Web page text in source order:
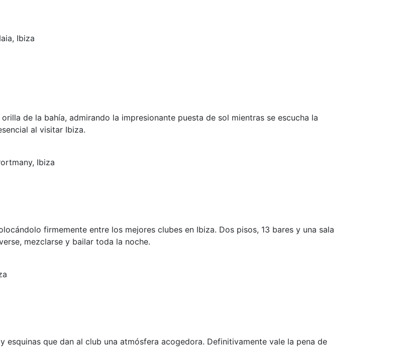
Ibiza
de la bahía, admirando la impresionante puesta de sol mientras se escucha la
al visitar Ibiza.
Ibiza
firmemente entre los mejores clubes en Ibiza. Dos pisos, 13 bares y una sala
mezclarse y bailar toda la noche.
esquinas que dan al club una atmósfera acogedora. Definitivamente vale la pena de